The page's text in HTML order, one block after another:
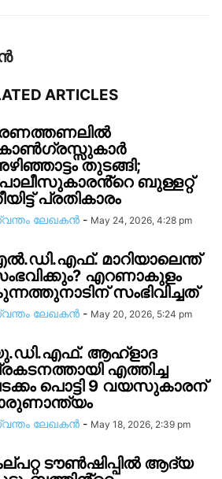
ARTICLES
തുടങ്ങി;
ബുള്ളറ്റ്
പ്രതികാരം
ലേഖകന്‍ - May 24, 2026, 4:28 pm
മാറിയാലെന്ത്
എറണാകുളം
സംഭിവിച്ചത്
ലേഖകന്‍ - May 20, 2026, 5:24 pm
ആഹ്ളാദ
എത്തിച്ച
പൊട്ടി 9 വയസുകാരന്
ലേഖകന്‍ - May 18, 2026, 2:39 pm
ട‍ൗൺഷിപ്പിൽ ആദ്യ